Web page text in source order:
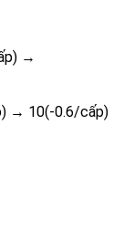
→
→ 10(-0.6/cấp)